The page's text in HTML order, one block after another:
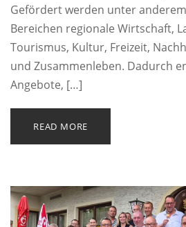
Gefördert werden unter
Bereichen regionale Wirtschaft,
Tourismus, Kultur, Freizeit,
und Zusammenleben. Dadurch
Angebote, […]
READ MORE